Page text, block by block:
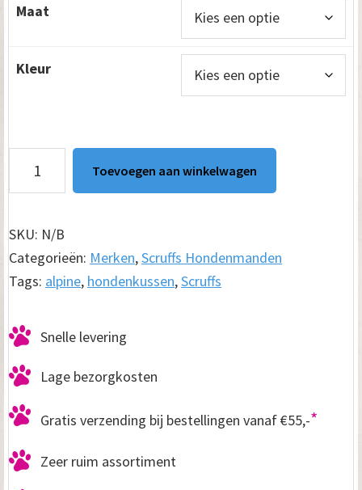
Maat
Kleur
Scruffs
aantal
Toevoegen aan winkelwagen
SKU: N/B
Categorieën: Merken,Scruffs Hondenmanden
Tags: alpine, hondenkussen,Scruffs
Snelle levering
Lage bezorgkosten
Gratis verzending bij bestellingen vanaf €55,-*
Zeer ruim assortiment